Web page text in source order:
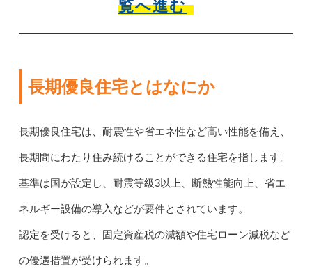
覧へ進む
長期優良住宅とはなにか
長期優良住宅は、耐震性や省エネ性など高い性能を備え、
長期間にわたり住み続けることができる住宅を指します。
基準は国が設定し、耐震等級3以上、断熱性能向上、省エ
ネルギー設備の導入などが要件とされています。
認定を受けると、固定資産税の減額や住宅ローン減税など
の優遇措置が受けられます。